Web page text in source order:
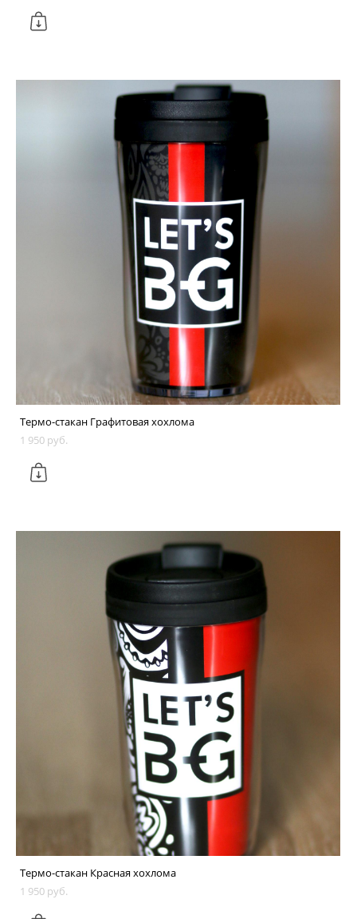
Термо-стакан Графитовая хохлома
1 950 pуб.
Термо-стакан Красная хохлома
1 950 pуб.